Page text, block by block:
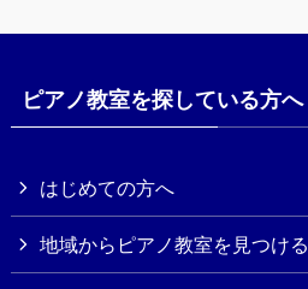
ピアノ教室を探している方へ
はじめての方へ
地域からピアノ教室を見つける